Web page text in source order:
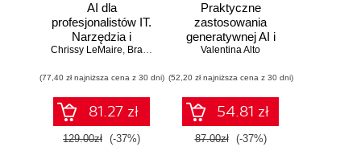
AI dla
profesjonalistów IT.
Narzędzia i
techniki
produktywność
Chrissy LeMaire, Brandon Abshire
(77,40 zł najniższa cena z 30 dni)
81.27 zł
129.00zł (-37%)
Praktyczne
zastosowania
generatywnej AI i
ChatGPT.
potencjał inżynierii
promptów z
technologiami
OpenAI dla
zwiększenia
Valentina Alto
(52,20 zł najniższa cena z 30 dni)
54.81 zł
87.00zł (-37%)